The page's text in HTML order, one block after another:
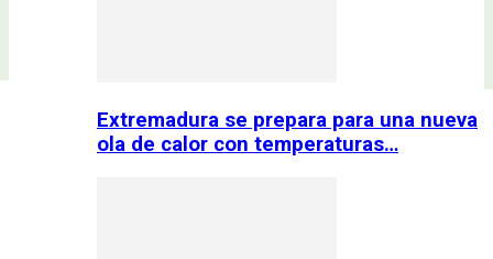
Extremadura se prepara para una nueva
ola de calor con temperaturas…